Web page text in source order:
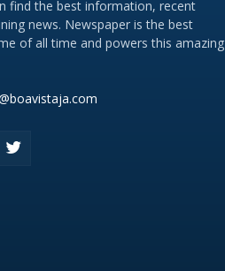
find the best information, recent
news. Newspaper is the best
of all time and powers this amazing